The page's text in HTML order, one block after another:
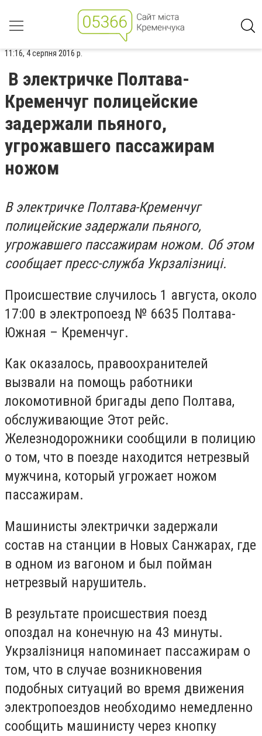
11:16, 4 серпня 2016 р.
В электричке Полтава-
Кременчуг полицейские
задержали пьяного,
угрожавшего пассажирам
ножом
В электричке Полтава-Кременчуг
полицейские задержали пьяного,
угрожавшего пассажирам ножом. Об этом
сообщает пресс-служба Укрзалізниці.
Происшествие случилось 1 августа, около
17:00 в электропоезд № 6635 Полтава-
Южная – Кременчуг.
Как оказалось, правоохранителей
вызвали на помощь работники
локомотивной бригады депо Полтава,
обслуживающие Этот рейс.
Железнодорожники сообщили в полицию
о том, что в поезде находится нетрезвый
мужчина, который угрожает ножом
пассажирам.
Машинисты электрички задержали
состав на станции в Новых Санжарах, где
в одном из вагоном и был пойман
нетрезвый нарушитель.
В результате происшествия поезд
опоздал на конечную на 43 минуты.
Укрзалізниця напоминает пассажирам о
том, что в случае возникновения
подобных ситуаций во время движения
электропоездов необходимо немедленно
сообщить машинисту через кнопку